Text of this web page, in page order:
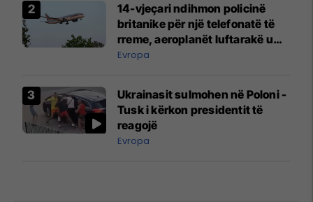
14-vjeçari ndihmon policinë
britanike për një telefonatë të
rreme, aeroplanët luftarakë u
ngritën në ajër për të
Mançesterit
Evropa
Ukrainasit sulmohen në Poloni -
Tusk i kërkon presidentit të
reagojë
Evropa